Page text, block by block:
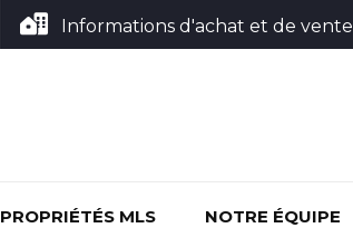
Informations d'achat et de vente
PROPRIÉTÉS MLS NOTRE ÉQUIPE